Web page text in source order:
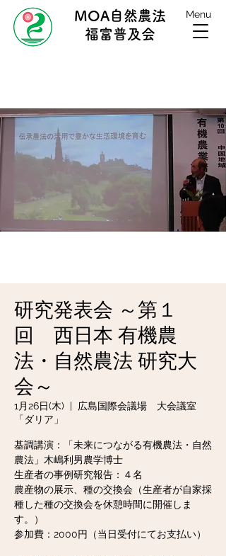
MOA自然農法
福富普及会
Menu
研究発表会 ～第１
回 西日本 有機農
法・自然農法 研究大
会～
1月26日(木)
  |
広島国際会議場 大会議室
「ダリア」
基調講演：「未来につながる有機農法・自然
農法」木嶋利男農学博士
生産者の事例研究報告：４名
農産物の展示、種の交換会（生産者が自家採
種した種の交換会を休憩時間に開催しま
す。）
参加費：2000円（当日受付にてお支払い）